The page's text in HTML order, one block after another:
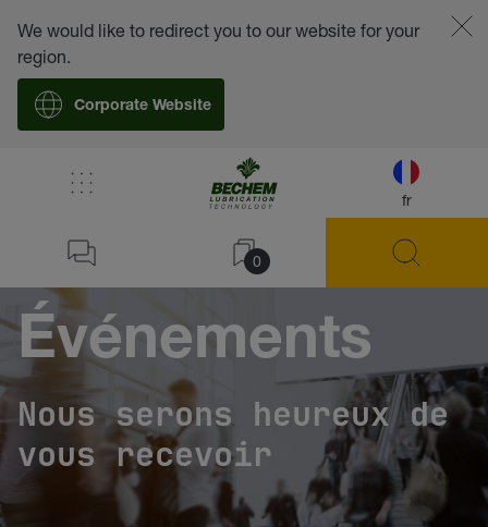
fr
0
We would like to redirect you to our website for your
region.
Corporate Website
Événements
Nous serons heureux de
vous recevoir